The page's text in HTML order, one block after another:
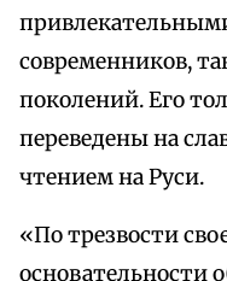
современников,
поколений. Его
переведены на
чтением на Руси.
«По трезвости
основательности